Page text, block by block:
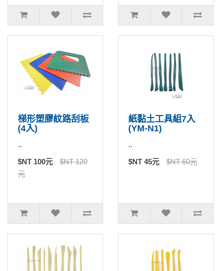
梯形塑膠紋路刮板
(4入)
..
$NT 100元
$NT 120
元
紙黏土工具組7入
(YM-N1)
..
$NT 45元 $NT 60元